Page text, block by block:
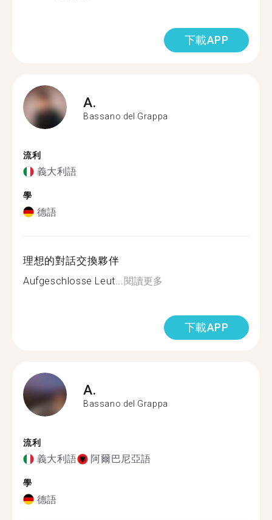
下載APP
A.
Bassano del Grappa
流利
義大利語
學
德語
理想的對話交換夥伴
Aufgeschlosse Leut... 閱讀更多
下載APP
A.
Bassano del Grappa
流利
義大利語 阿爾巴尼亞語
學
德語